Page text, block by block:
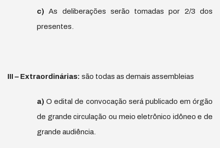
c) As deliberações serão tomadas por 2/3 dos
presentes.
III – Extraordinárias: são todas as demais assembleias
a)O edital de convocação será publicado em órgão
de grande circulação ou meio eletrônico idôneo e de
grande audiência.